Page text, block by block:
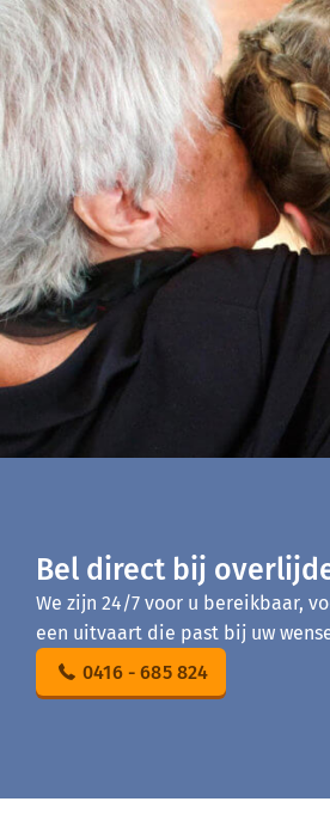
Bel direct bij
We zijn 24/7 voor u bereikbaar,
een uitvaart die past bij uw
0416 - 685 824